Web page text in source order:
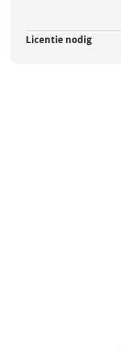
Licentie nodig